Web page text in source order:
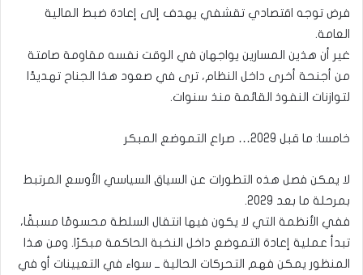
فرض توجه اقتصادي تقشفي يهدف إلى إعادة ضبط المالية
العامة.
غير أن هذين المسارين يواجهان في الوقت نفسه مقاومة صامتة
من أجنحة أخرى داخل النظام، ترى في صعود هذا الجناح تهديدًا
لتوازنات النفوذ القائمة منذ سنوات.
خامسا: ما قبل 2029… صراع التموضع المبكر
لا يمكن فصل هذه التطورات عن السياق السياسي الأوسع المرتبط
بمرحلة ما بعد 2029.
ففي الأنظمة التي لا يكون فيها انتقال السلطة محسومًا مسبقًا،
تبدأ عملية إعادة التموضع داخل النخبة الحاكمة مبكرًا. ومن هذا
المنظور يمكن فهم التحركات الحالية ــ سواء في التعيينات أو في